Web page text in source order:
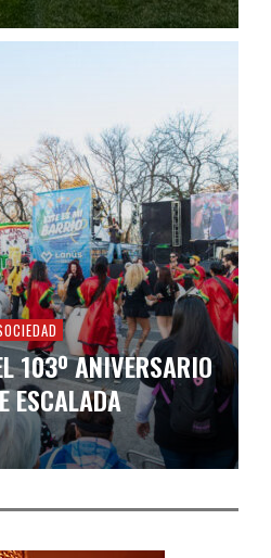
103º ANIVERSARIO
ESCALADA